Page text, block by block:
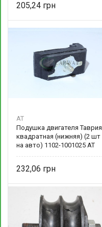
205,24
AT
Подушка двигателя Таврия
квадратная (нижняя) (2 шт
на авто) 1102-1001025 AT
232,06